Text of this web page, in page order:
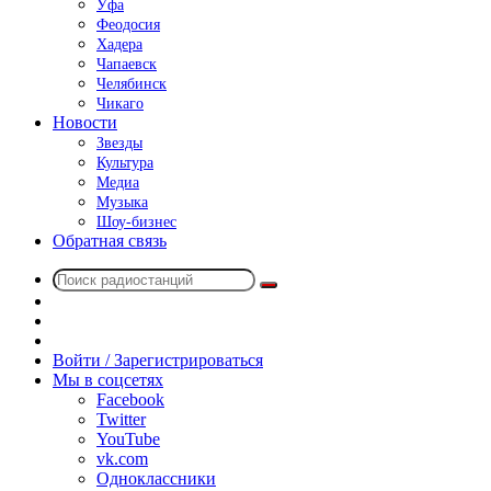
Уфа
Феодосия
Хадера
Чапаевск
Челябинск
Чикаго
Новости
Звезды
Культура
Медиа
Музыка
Шоу-бизнес
Обратная связь
Поиск
радио
Войти / Зарегистрироваться
Мы в соцсетях
Facebook
Twitter
YouTube
vk.com
Одноклассники